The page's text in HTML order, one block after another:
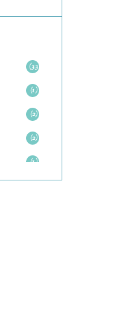
33
1
2
2
1